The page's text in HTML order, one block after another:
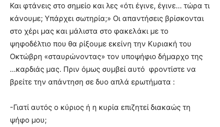
Και φτάνεις στο σημείο και λες «ότι έγινε, έγινε… τώρα τι
κάνουμε; Υπάρχει σωτηρία;» Οι απαντήσεις βρίσκονται
στο χέρι μας και μάλιστα στο φακελάκι με το
ψηφοδέλτιο που θα ρίξουμε εκείνη την Κυριακή του
Οκτώβρη «σταυρώνοντας» τον υποψήφιο δήμαρχο της
…καρδιάς μας. Πριν όμως συμβεί αυτό φροντίστε να
βρείτε την απάντηση σε δυο απλά ερωτήματα :
-Γιατί αυτός ο κύριος ή η κυρία επιζητεί διακαώς τη
ψήφο μου;